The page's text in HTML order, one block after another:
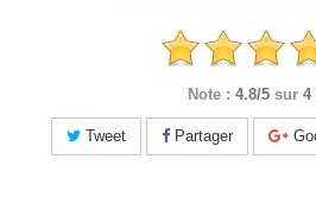
Note : 4.8/5 sur 4
Tweet Partager